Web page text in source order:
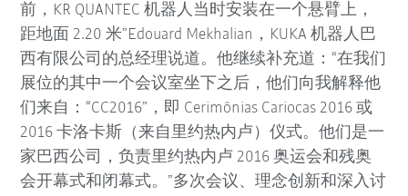
前，KR QUANTEC 机器人当时安装在一个悬臂上，
距地面 2.20 米”Edouard Mekhalian，KUKA 机器人巴
西有限公司的总经理说道。他继续补充道：“在我们
展位的其中一个会议室坐下之后，他们向我解释他
们来自：“CC2016”，即 Cerimônias Cariocas 2016 或
2016 卡洛卡斯（来自里约热内卢）仪式。他们是一
家巴西公司，负责里约热内卢 2016 奥运会和残奥
会开幕式和闭幕式。”多次会议、理念创新和深入讨